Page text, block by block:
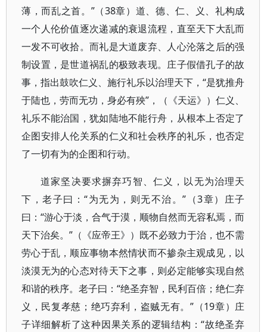
薄，而乱之首。”（38章）道、德、仁、义、礼构成
一个人伦价值逐次递减的衰退流程，直至天下大乱而
一发不可收拾。而礼是大道废弃、人心沦落之后的强
制设置，是世道祸乱的极致表现。庄子假借孔子的故
事，指出鼓吹仁义、施行礼乐以治理天下，“是犹推舟
于陆也，劳而无功，身必有殃”，（《天运》）仁义、
礼乐不能治国，犹如陆地不能行舟，从根本上否定了
企图安排人伦关系的仁义和社会秩序的礼乐，也否定
了一切有为的企图和行动。
道家坚决要求摒弃巧智、仁义，以无为治理天
下，老子曰：“为无为，则无不治。”（3章）庄子
曰：“游心于淡，合气于漠，顺物自然而无容私焉，而
天下治矣。”（《应帝王》）既不必致力于治，也不需
劳心于乱，顺应事物本然情状而不掺杂主观成见，以
淡漠无为的心态对待天下之事，则必定能够实现自然
和谐的秩序。老子曰：“绝圣弃智，民利百倍；绝仁弃
义，民复孝慈；绝巧弃利，盗贼无有。”（19章）庄
子详细解析了这种因果关系的逻辑结构：“故绝圣弃